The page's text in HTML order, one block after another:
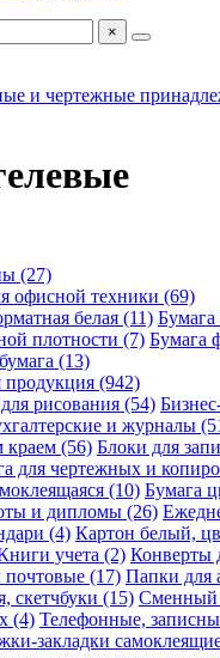
×
и чертежные
(27)
офисной техники (69)
белая (11) Бумага
плотности (7) Бумага
(13)
(942)
рисования (54)
и журналы
краем (56) Блоки для
для чертежных и
(10) Бумага
и дипломы (26)
(4) Картон белый,
учета (2) Конверты
(17) Папки для
скетчбуки (15) Сменный
(4) Телефонные,
закладки